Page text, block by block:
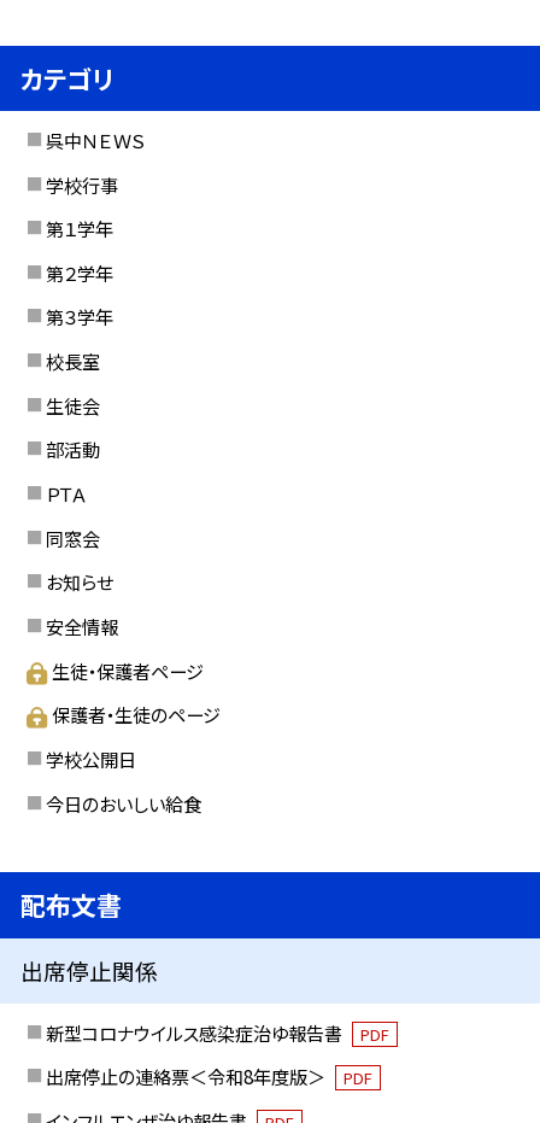
カテゴリ
呉中ＮＥＷＳ
学校行事
第１学年
第２学年
第３学年
校長室
生徒会
部活動
ＰＴＡ
同窓会
お知らせ
安全情報
生徒・保護者ページ
保護者・生徒のページ
学校公開日
今日のおいしい給食
配布文書
出席停止関係
新型コロナウイルス感染症治ゆ報告書 PDF
出席停止の連絡票＜令和8年度版＞ PDF